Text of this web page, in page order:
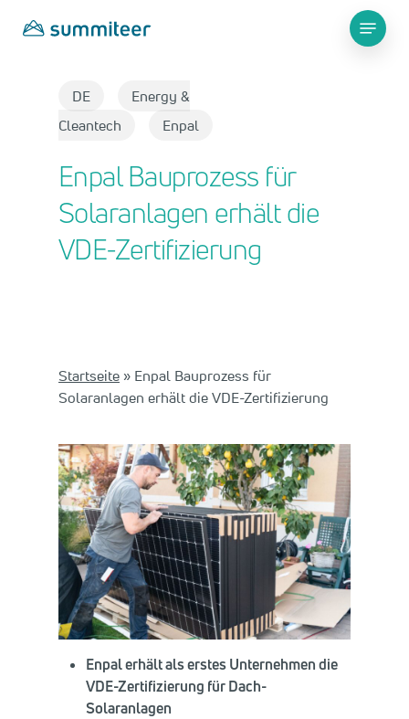
Menu
DE
Energy &
Cleantech
Enpal
Enpal Bauprozess für
Solaranlagen erhält die
VDE-Zertifizierung
Startseite » Enpal Bauprozess für
Solaranlagen erhält die VDE-Zertifizierung
Enpal erhält als erstes Unternehmen die
VDE-Zertifizierung für Dach-
Solaranlagen